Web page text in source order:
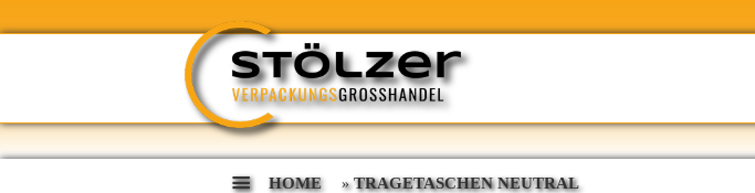
HOME »TRAGETASCHEN NEUTRAL